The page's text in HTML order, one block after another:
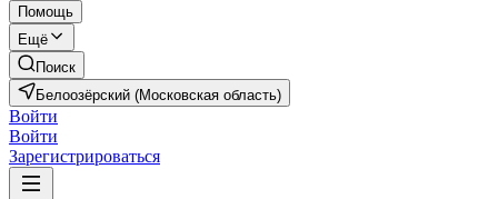
Помощь
Ещё
Поиск
Белоозёрский (Московская область)
Войти
Войти
Зарегистрироваться